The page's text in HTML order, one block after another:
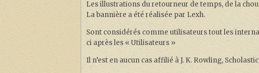
Les illustrations du retourneur de temps, de la
La bannière a été réalisée par Lexh.
Sont considérés comme utilisateurs tout les
ci après les « Utilisateurs »
Il n’est en aucun cas affilié à J. K. Rowling,